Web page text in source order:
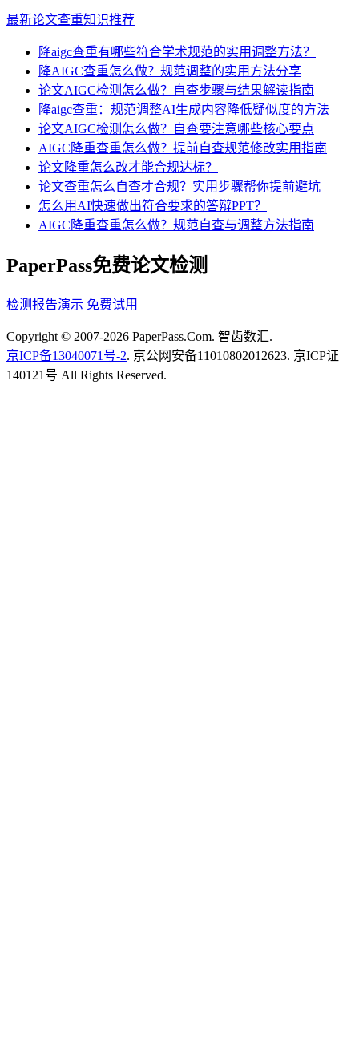
最新论文查重知识推荐
降aigc查重有哪些符合学术规范的实用调整方法？
降AIGC查重怎么做？规范调整的实用方法分享
论文AIGC检测怎么做？自查步骤与结果解读指南
降aigc查重：规范调整AI生成内容降低疑似度的方法
论文AIGC检测怎么做？自查要注意哪些核心要点
AIGC降重查重怎么做？提前自查规范修改实用指南
论文降重怎么改才能合规达标？
论文查重怎么自查才合规？实用步骤帮你提前避坑
怎么用AI快速做出符合要求的答辩PPT？
AIGC降重查重怎么做？规范自查与调整方法指南
PaperPass免费论文检测
检测报告演示 免费试用
Copyright © 2007-2026 PaperPass.Com. 智齿数汇.
京ICP备13040071号-2. 京公网安备11010802012623. 京ICP证
140121号 All Rights Reserved.